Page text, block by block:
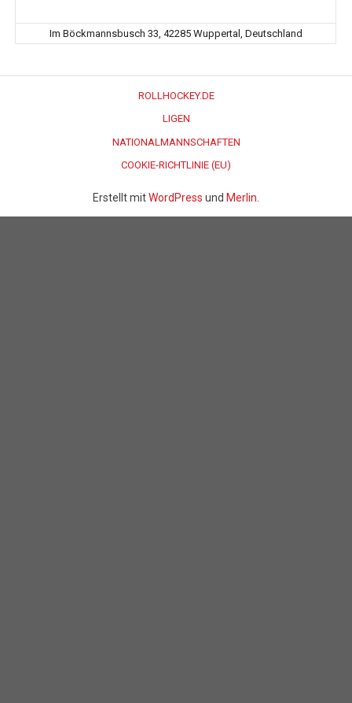
Im Böckmannsbusch 33, 42285 Wuppertal, Deutschland
ROLLHOCKEY.DE
LIGEN
NATIONALMANNSCHAFTEN
COOKIE-RICHTLINIE (EU)
Erstellt mitWordPress und Merlin.